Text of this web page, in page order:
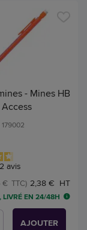
- Mines HB
avis
2,38 € HT
€ TTC)
LIVRÉ EN 24/48H
AJOUTER